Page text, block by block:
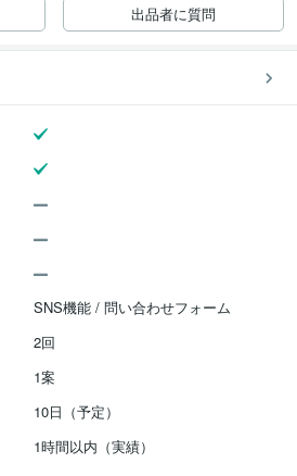
出品者に質問
SNS機能 / 問い合わせフォーム
2回
1案
10日（予定）
1時間以内（実績）